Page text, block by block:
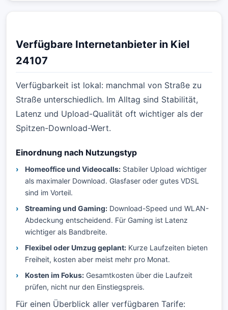
Verfügbare Internetanbieter in Kiel
24107
Verfügbarkeit ist lokal: manchmal von Straße zu
Straße unterschiedlich. Im Alltag sind Stabilität,
Latenz und Upload-Qualität oft wichtiger als der
Spitzen-Download-Wert.
Einordnung nach Nutzungstyp
Homeoffice und Videocalls: Stabiler Upload wichtiger
als maximaler Download. Glasfaser oder gutes VDSL
sind im Vorteil.
Streaming und Gaming: Download-Speed und WLAN-
Abdeckung entscheidend. Für Gaming ist Latenz
wichtiger als Bandbreite.
Flexibel oder Umzug geplant: Kurze Laufzeiten bieten
Freiheit, kosten aber meist mehr pro Monat.
Kosten im Fokus: Gesamtkosten über die Laufzeit
prüfen, nicht nur den Einstiegspreis.
Für einen Überblick aller verfügbaren Tarife: